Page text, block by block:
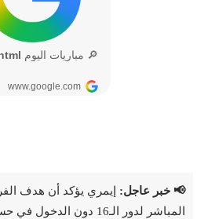
📢 خبر عاجل: إيمري يؤكد أن هدف
المباشر لدور الـ16 دون الدخول في حسابات معقدة.